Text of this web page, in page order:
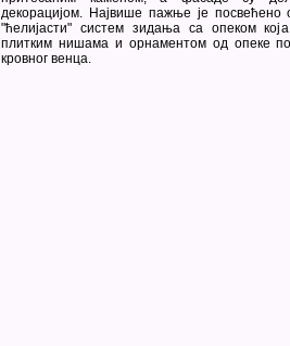
декорацијом. Највише пажње је посвећено
"ћелијасти" систем зидања са опеком
плитким нишама и орнаментом од опеке
кровног венца.